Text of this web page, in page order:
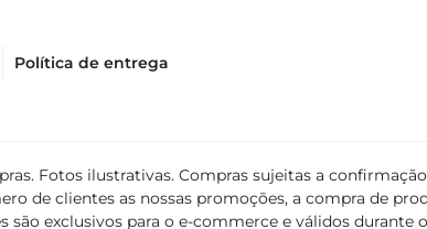
Política de entrega
Fotos ilustrativas. Compras sujeitas a
de clientes as nossas promoções, a compra de
exclusivos para o e-commerce e válidos durante